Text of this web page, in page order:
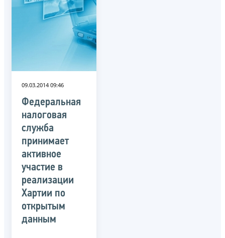
09.03.2014 09:46
Федеральная
налоговая
служба
принимает
активное
участие в
реализации
Хартии по
открытым
данным